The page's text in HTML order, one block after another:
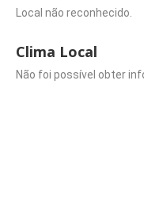
Local não reconhecido.
Clima Local
Não foi possível obter